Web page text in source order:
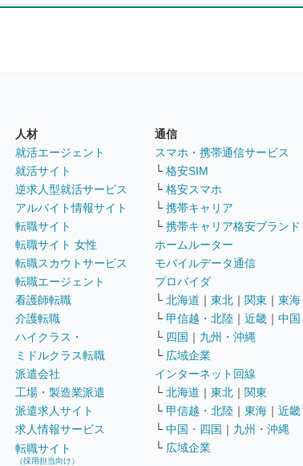
人材
就活エージェント
就活サイト
逆求人型就活サービス
アルバイト情報サイト
転職サイト
転職サイト 女性
転職スカウトサービス
転職エージェント
看護師転職
介護転職
ハイクラス・
ミドルクラス転職
派遣会社
工場・製造業派遣
派遣求人サイト
求人情報サービス
転職サイト
（採用担当向け）
通信
スマホ・携帯通信サービス
└ 格安SIM
└ 格安スマホ
└ 携帯キャリア
└ 携帯キャリア格安ブランド
ホームルーター
モバイルデータ通信
プロバイダ
└ 北海道 ｜ 東北 ｜ 関東 ｜ 東海
└ 甲信越・北陸 ｜ 近畿 ｜ 中国
└ 四国 ｜ 九州・沖縄
└ 広域企業
インターネット回線
└ 北海道 ｜ 東北 ｜ 関東
└ 甲信越・北陸 ｜ 東海 ｜ 近畿
└ 中国・四国 ｜ 九州・沖縄
└ 広域企業